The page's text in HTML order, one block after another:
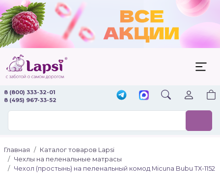
8 (800) 333-32-01
8 (495) 967-33-52
Главная
Каталог товаров Lapsi
Чехлы на пеленальные матрасы
Чехол (простынь) на пеленальный комод Micuna Bubu ТХ-1152